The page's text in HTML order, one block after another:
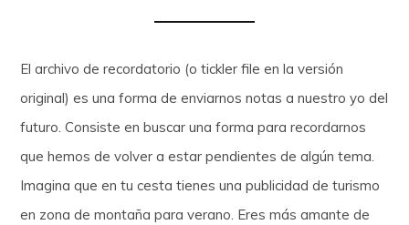
El archivo de recordatorio (o tickler file en la versión
original) es una forma de enviarnos notas a nuestro yo del
futuro. Consiste en buscar una forma para recordarnos
que hemos de volver a estar pendientes de algún tema.
Imagina que en tu cesta tienes una publicidad de turismo
en zona de montaña para verano. Eres más amante de